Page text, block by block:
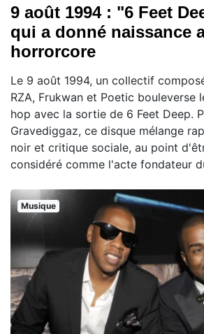
9 août 1994 : "6 Feet
qui a donné naissance
horrorcore
Le 9 août 1994, un collectif
RZA, Frukwan et Poetic bouleverse
hop avec la sortie de 6 Feet Deep.
Gravediggaz, ce disque mélange
noir et critique sociale, au point
considéré comme l'acte fondateur
Musique